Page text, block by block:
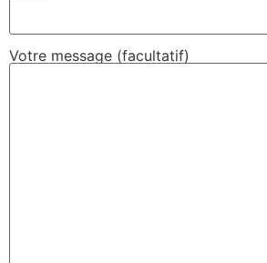
Votre message (facultatif)